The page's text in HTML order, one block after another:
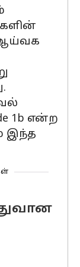
ஆய்வக
1b என்ற
இந்த